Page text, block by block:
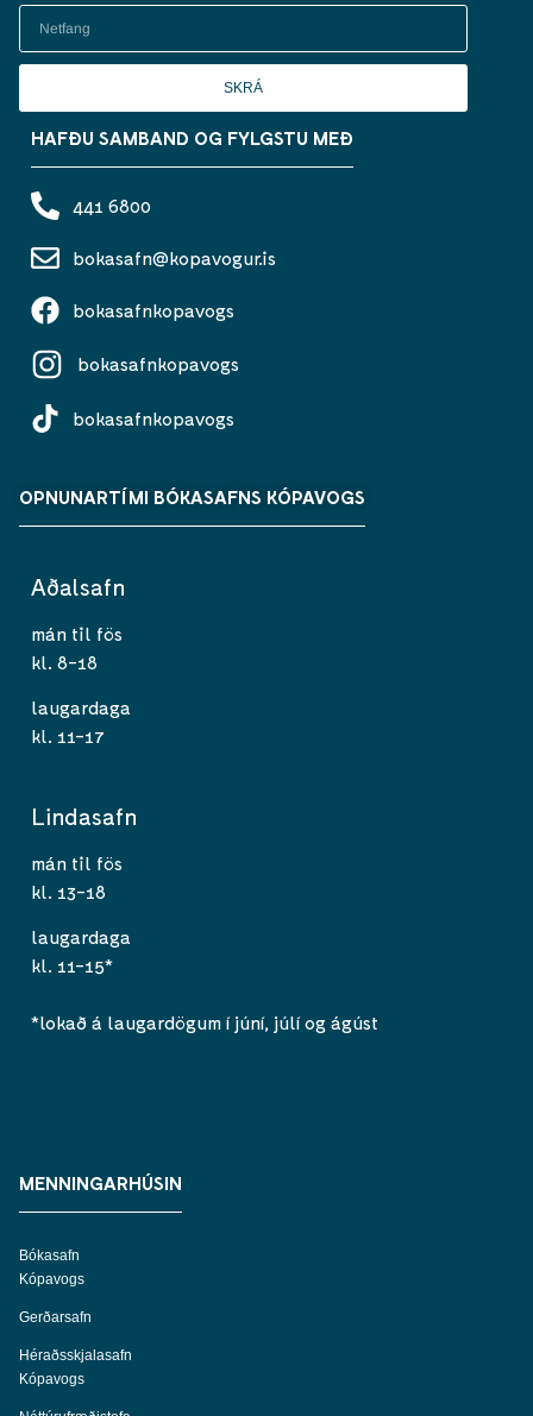
SKRÁ
HAFÐU SAMBAND OG FYLGSTU MEÐ
441 6800
bokasafn@kopavogur.is
bokasafnkopavogs
bokasafnkopavogs
bokasafnkopavogs
OPNUNARTÍMI BÓKASAFNS KÓPAVOGS
Aðalsafn
mán til fös
kl. 8-18
laugardaga
kl. 11-17
Lindasafn
mán til fös
kl. 13-18
laugardaga
kl. 11-15*
*lokað á laugardögum í júní, júlí og ágúst
MENNINGARHÚSIN
Bókasafn
Kópavogs
Gerðarsafn
Héraðsskjalasafn
Kópavogs